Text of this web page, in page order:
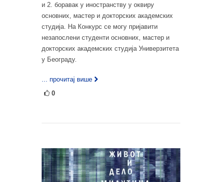
и 2. боравак у иностранству у оквиру
основних, мастер и докторских академских
студија. На Конкурс се могу пријавити
незапослени студенти основних, мастер и
докторских академских студија Универзитета
у Београду.
... прочитај више
0